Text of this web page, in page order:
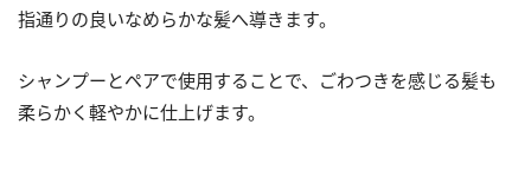
指通りの良いなめらかな髪へ導きます。
シャンプーとペアで使用することで、ごわつきを感じる髪も
柔らかく軽やかに仕上げます。